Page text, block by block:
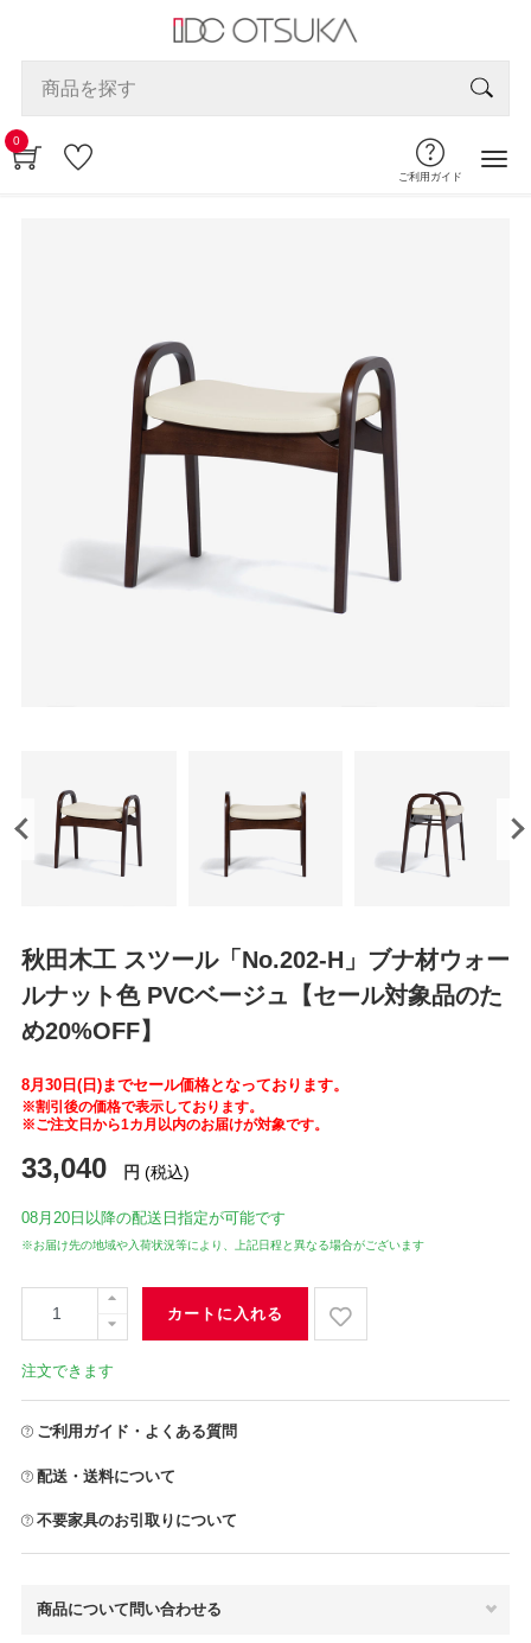
0
ご利用ガイド
秋田木工 スツール「No.202-H」ブナ材ウォー
ルナット色 PVCベージュ【セール対象品のた
め20%OFF】
8月30日(日)までセール価格となっております。
※割引後の価格で表示しております。
※ご注文日から1カ月以内のお届けが対象です。
33,040 円 (税込)
08月20日 以降の配送日指定が可能です
※お届け先の地域や入荷状況等により、上記日程と異なる場合がございます
カートに入れる
注文できます
ご利用ガイド・よくある質問
配送・送料について
不要家具のお引取りについて
商品について問い合わせる